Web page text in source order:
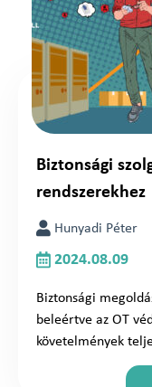
Biztonsági
rendszerekhez
Hunyadi Péter
2024.08.09
Biztonsági
beleértve az OT
követelmények